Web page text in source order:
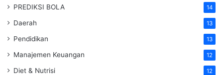
PREDIKSI BOLA 14
Daerah 13
Pendidikan 13
Manajemen Keuangan 12
Diet & Nutrisi 12